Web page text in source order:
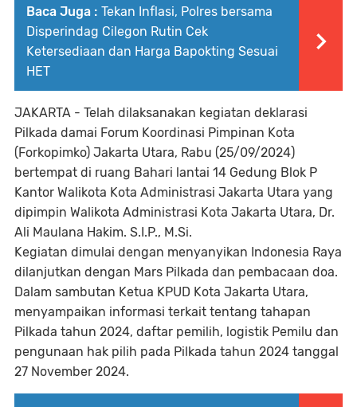
Baca Juga : Tekan Inflasi, Polres bersama
Disperindag Cilegon Rutin Cek
Ketersediaan dan Harga Bapokting Sesuai
HET
JAKARTA - Telah dilaksanakan kegiatan deklarasi
Pilkada damai Forum Koordinasi Pimpinan Kota
(Forkopimko) Jakarta Utara, Rabu (25/09/2024)
bertempat di ruang Bahari lantai 14 Gedung Blok P
Kantor Walikota Kota Administrasi Jakarta Utara yang
dipimpin Walikota Administrasi Kota Jakarta Utara, Dr.
Ali Maulana Hakim. S.I.P., M.Si.
Kegiatan dimulai dengan menyanyikan Indonesia Raya
dilanjutkan dengan Mars Pilkada dan pembacaan doa.
Dalam sambutan Ketua KPUD Kota Jakarta Utara,
menyampaikan informasi terkait tentang tahapan
Pilkada tahun 2024, daftar pemilih, logistik Pemilu dan
pengunaan hak pilih pada Pilkada tahun 2024 tanggal
27 November 2024.